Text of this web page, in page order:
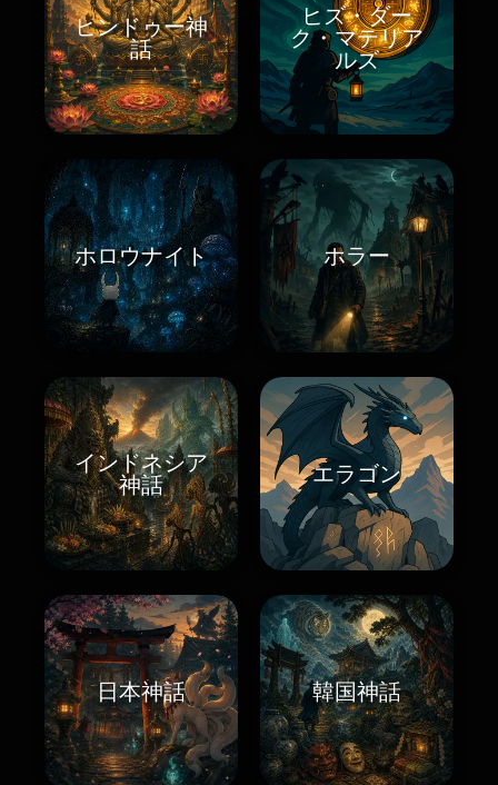
ヒンドゥー神
話
ヒズ・ダー
ク・マテリア
ルズ
ホロウナイト ホラー
インドネシア
神話
エラゴン
日本神話 韓国神話